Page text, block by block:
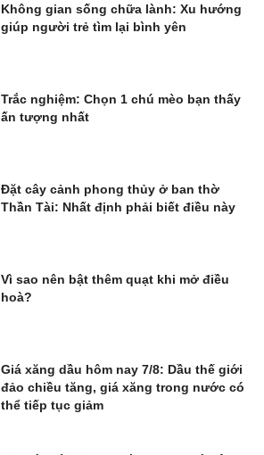
Không gian sống chữa lành: Xu hướng
giúp người trẻ tìm lại bình yên
Trắc nghiệm: Chọn 1 chú mèo bạn thấy
ấn tượng nhất
Đặt cây cảnh phong thủy ở ban thờ
Thần Tài: Nhất định phải biết điều này
Vì sao nên bật thêm quạt khi mở điều
hoà?
Giá xăng dầu hôm nay 7/8: Dầu thế giới
đảo chiều tăng, giá xăng trong nước có
thể tiếp tục giảm